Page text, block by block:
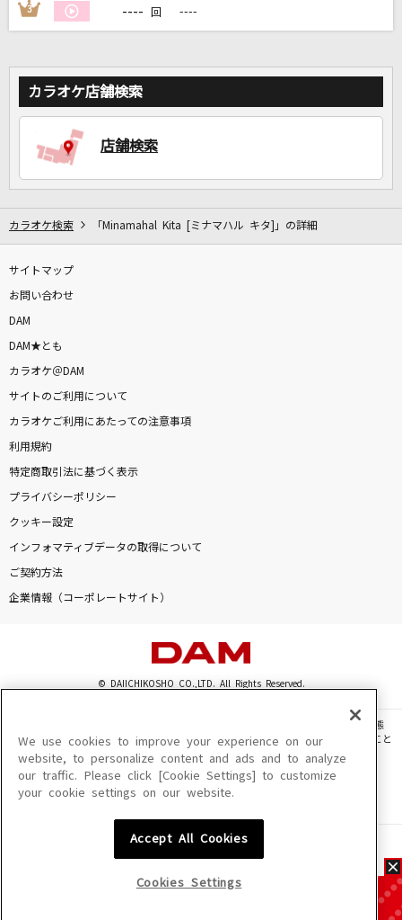
カラオケをもっと楽しもう！
3 ---- 回 ----
カラオケ店舗検索
店舗検索
カラオケ検索 「Minamahal Kita [ミナマハル キタ]」の詳細
サイトマップ
お問い合わせ
DAM
DAM★とも
カラオケ＠DAM
サイトのご利用について
カラオケご利用にあたっての注意事項
利用規約
特定商取引法に基づく表示
プライバシーポリシー
クッキー設定
インフォマティブデータの取得について
ご契約方法
企業情報（コーポレートサイト）
© DAIICHIKOSHO CO.,LTD. All Rights Reserved.
このサイトに掲載されている一切の文章・画像・写真・動画・音声等を、手段や形態
を問わず、著作権法の定める範囲を超えて無断で複製、転載、ファイル化などすること
を禁じます。
楽曲及びコンテンツは、機種によりご利用いただけない場合があります。
楽曲及びコンテンツの配信日、配信内容が変更になる場合があります。
We use cookies to improve your experience on our
website, to personalize content and ads and to analyze
our traffic. Please click [Cookie Settings] to customize
your cookie settings on our website.
Accept All Cookies
Cookies Settings